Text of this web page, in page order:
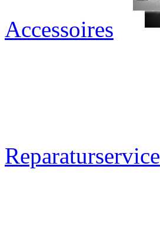
Accessoires
Reparaturservice